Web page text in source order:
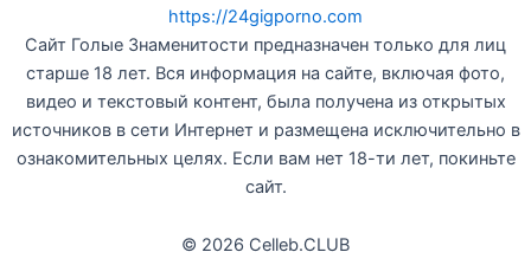
https://24gigporno.com
Сайт Голые Знаменитости предназначен только для лиц
старше 18 лет. Вся информация на сайте, включая фото,
видео и текстовый контент, была получена из открытых
источников в сети Интернет и размещена исключительно в
ознакомительных целях. Если вам нет 18-ти лет, покиньте
сайт.
© 2026 Celleb.CLUB